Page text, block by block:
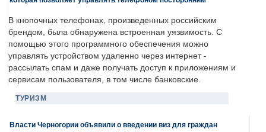
В кнопочных телефонах, произведенных российским
брендом, была обнаружена встроенная уязвимость. С
помощью этого программного обеспечения можно
управлять устройством удаленно через интернет -
рассылать спам и даже получать доступ к приложениям и
сервисам пользователя, в том числе банковские.
ТУРИЗМ
Власти Черногории объявили о введении виз для граждан